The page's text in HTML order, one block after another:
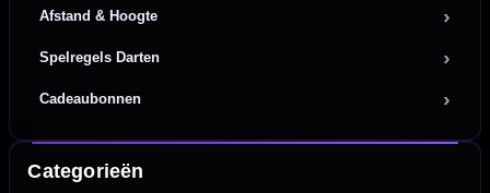
Afstand & Hoogte
Spelregels Darten
Cadeaubonnen
Categorieën